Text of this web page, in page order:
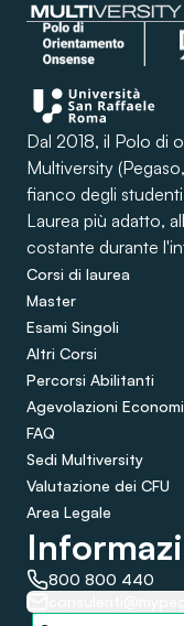
Dal 2018, il Polo di
Multiversity
fianco degli
Laurea più adatto,
costante durante
Corsi di laurea
Master
Esami Singoli
Altri Corsi
Percorsi Abilitanti
Agevolazioni
FAQ
Sedi Multiversity
Valutazione dei CFU
Area Legale
800 800 440